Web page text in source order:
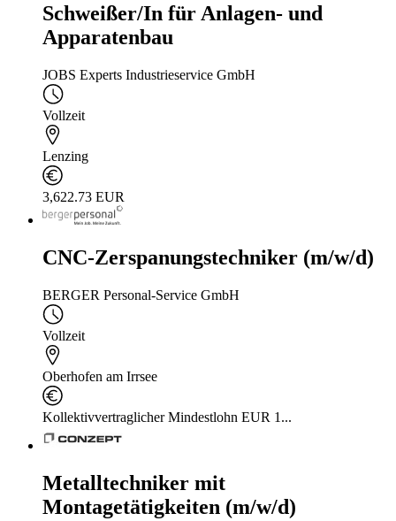
Schweißer/In für Anlagen- und
Apparatenbau
JOBS Experts Industrieservice GmbH
Vollzeit
Lenzing
3,622.73 EUR
CNC-Zerspanungstechniker (m/w/d)
BERGER Personal-Service GmbH
Vollzeit
Oberhofen am Irrsee
Kollektivvertraglicher Mindestlohn EUR 1...
Metalltechniker mit
Montagetätigkeiten (m/w/d)